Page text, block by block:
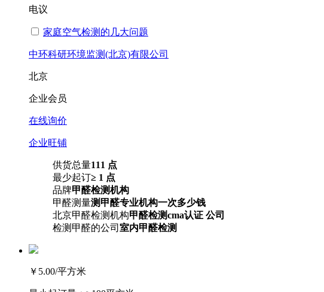
电议
家庭空气检测的几大问题
中环科研环境监测(北京)有限公司
北京
企业会员
在线询价
企业旺铺
供货总量111 点
最少起订≥ 1 点
品牌甲醛检测机构
甲醛测量测甲醛专业机构一次多少钱
北京甲醛检测机构甲醛检测cma认证 公司
检测甲醛的公司 室内甲醛检测
￥5.00/平方米